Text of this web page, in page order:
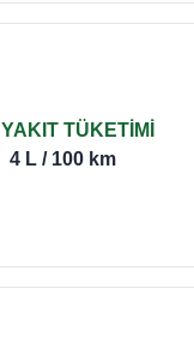
YAKIT TÜKETİMİ
4 L / 100 km